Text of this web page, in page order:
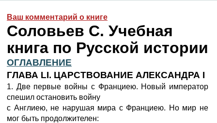
Ваш комментарий о книге
Соловьев С. Учебная
книга по Русской истории
ОГЛАВЛЕНИЕ
ГЛАВА LI. ЦАРСТВОВАНИЕ АЛЕКСАНДРА I
1. Две первые войны с Франциею. Новый император
спешил остановить войну
с Англиею, не нарушая мира с Франциею. Но мир не
мог быть продолжителен: